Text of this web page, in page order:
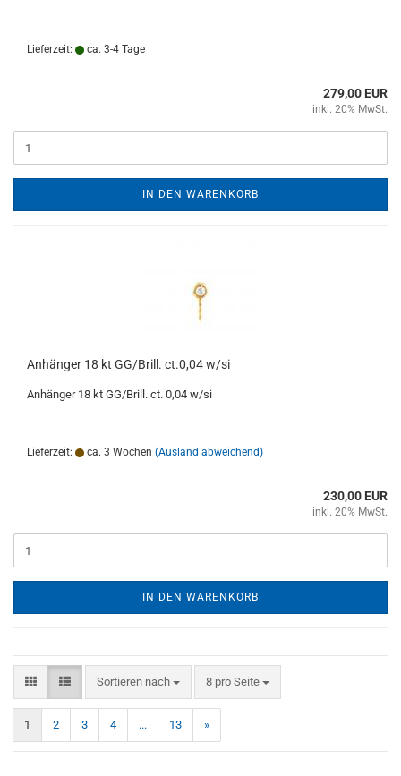
Lieferzeit: ca. 3-4 Tage
279,00 EUR
inkl. 20% MwSt.
IN DEN WARENKORB
Anhänger 18 kt GG/Brill. ct.0,04 w/si
Anhänger 18 kt GG/Brill. ct. 0,04 w/si
Lieferzeit: ca. 3 Wochen (Ausland abweichend)
230,00 EUR
inkl. 20% MwSt.
IN DEN WARENKORB
Sortieren nach
Sortieren nach 8 pro Seite
pro Seite
1 2 3 4 ... 13 »